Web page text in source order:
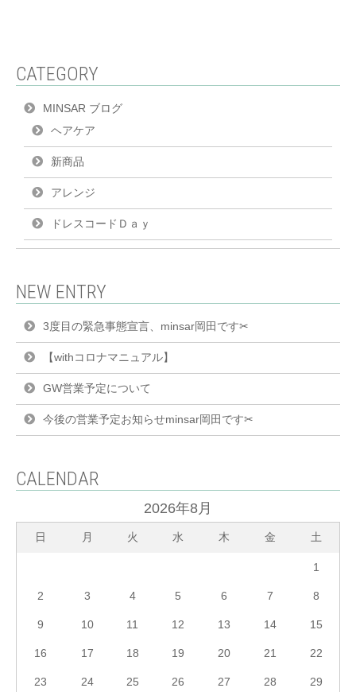
CATEGORY
MINSAR ブログ
ヘアケア
新商品
アレンジ
ドレスコードＤａｙ
NEW ENTRY
3度目の緊急事態宣言、minsar岡田です✂︎
【withコロナマニュアル】
GW営業予定について
今後の営業予定お知らせminsar岡田です✂︎
CALENDAR
2026年8月
日 月 火 水 木 金 土
1
2 3 4 5 6 7 8
9 10 11 12 13 14 15
16 17 18 19 20 21 22
23 24 25 26 27 28 29